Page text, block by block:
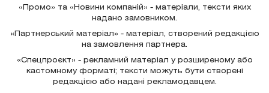
«Промо» та «Новини компаній» - матеріали, тексти яких
надано замовником.
«Партнерський матеріал» - матеріал, створений редакцією
на замовлення партнера.
«Спецпроєкт» - рекламний матеріал у розширеному або
кастомному форматі; тексти можуть бути створені
редакцією або надані рекламодавцем.